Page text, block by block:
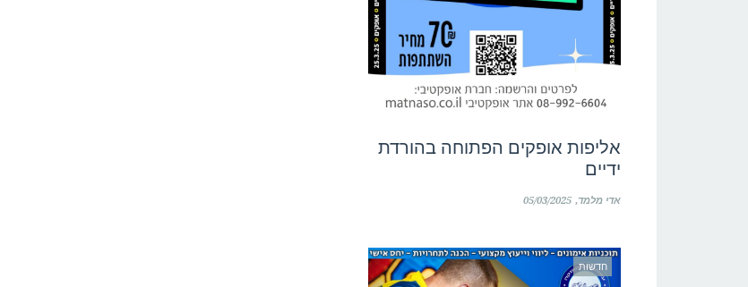
אליפות אופקים הפתוחה בהורדת
ידיים
אדי מלמד 05/03/2025
חדשות